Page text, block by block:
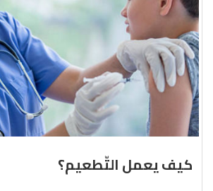
كيف يعمل التّطعيم؟